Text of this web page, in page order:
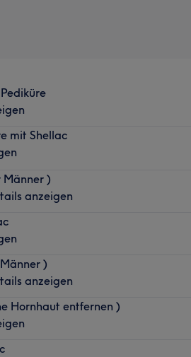
mit Shellac
Männer )
anzeigen
)
anzeigen
Hornhaut entfernen )